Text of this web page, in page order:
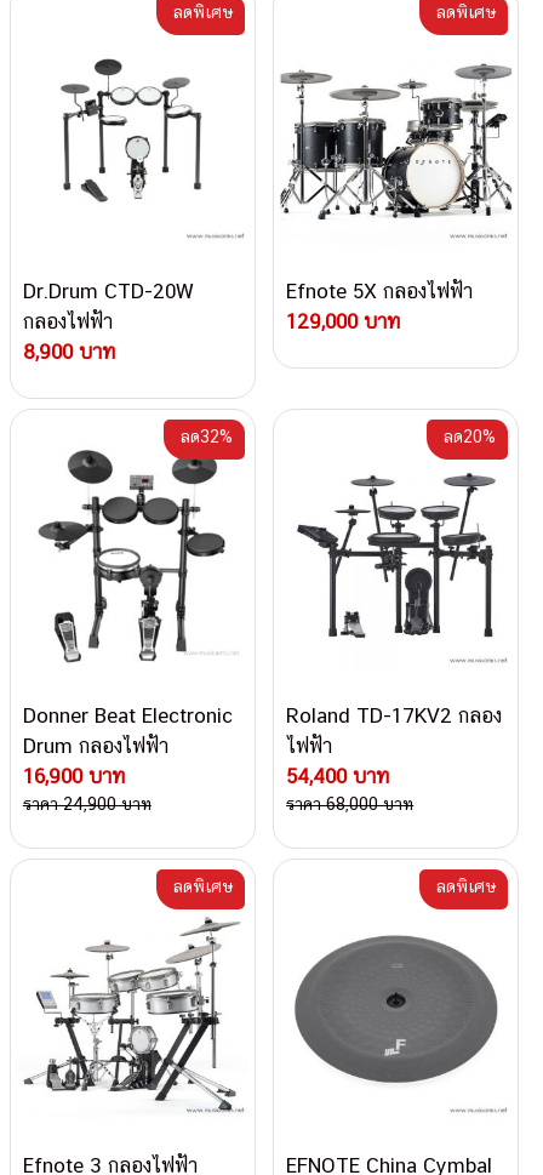
Dr.Drum CTD-20W
กลองไฟฟ้า
8,900 บาท
ลดพิเศษ
Efnote 5X กลองไฟฟ้า
129,000 บาท
ลดพิเศษ
Donner Beat Electronic
Drum กลองไฟฟ้า
16,900 บาท
ลด32%
ราคา 24,900 บาท
Roland TD-17KV2 กลอง
ไฟฟ้า
54,400 บาท
ลด20%
ราคา 68,000 บาท
Efnote 3 กลองไฟฟ้า
ลดพิเศษ
EFNOTE China Cymbal
ลดพิเศษ